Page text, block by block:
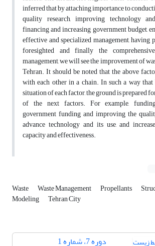
inferred that by attaching importance to
quality research, improving technology
financing and increasing government budget,
effective and specialized management, having
foresighted and finally the
management, we will see the improvement of
Tehran. It should be noted that the above
with each other in a chain. In such a way
situation of each factor, the ground is prepared
of the next factors. For example,
government funding and improving the
advance technology and its use, and
capacity and effectiveness.
Waste Waste Management Propellants
Modeling Tehran City
دوره 7، شماره 1